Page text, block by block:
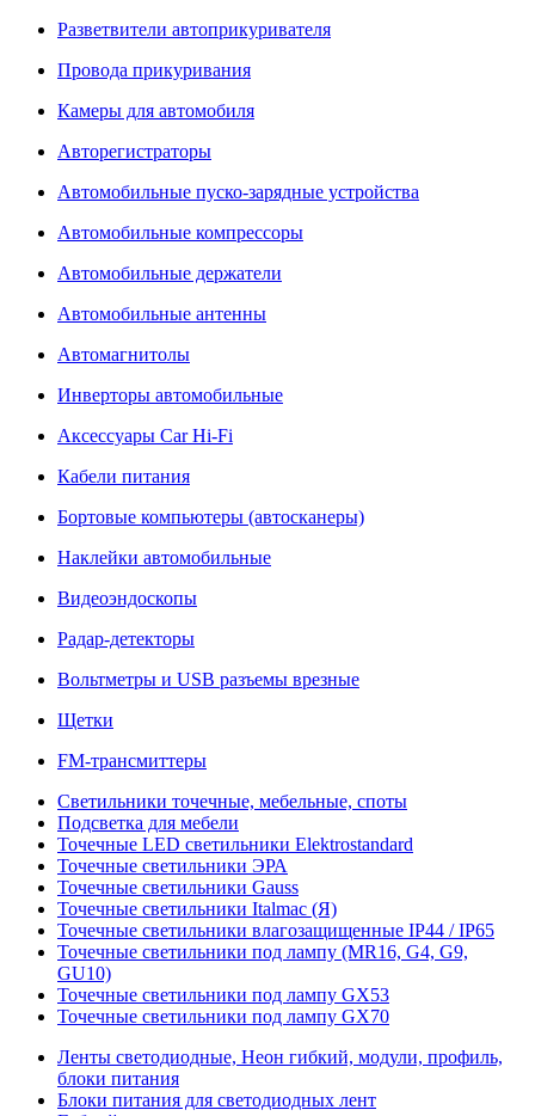
Разветвители автоприкуривателя
Провода прикуривания
Камеры для автомобиля
Авторегистраторы
Автомобильные пуско-зарядные устройства
Автомобильные компрессоры
Автомобильные держатели
Автомобильные антенны
Автомагнитолы
Инверторы автомобильные
Аксессуары Car Hi-Fi
Кабели питания
Бортовые компьютеры (автосканеры)
Наклейки автомобильные
Видеоэндоскопы
Радар-детекторы
Вольтметры и USB разъемы врезные
Щетки
FM-трансмиттеры
Светильники точечные, мебельные, споты
Подсветка для мебели
Точечные LED светильники Elektrostandard
Точечные светильники ЭРА
Точечные светильники Gauss
Точечные светильники Italmac (Я)
Точечные светильники влагозащищенные IP44 / IP65
Точечные светильники под лампу (MR16, G4, G9,
GU10)
Точечные светильники под лампу GX53
Точечные светильники под лампу GX70
Ленты светодиодные, Неон гибкий, модули, профиль,
блоки питания
Блоки питания для светодиодных лент